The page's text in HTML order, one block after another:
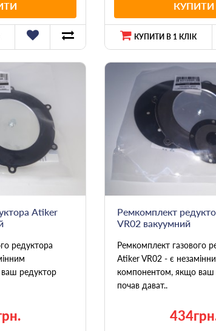
КУПИТИ
КУПИТИ В 1 КЛІК
Atiker
редуктора
редуктор
Ремкомплект
VR02 вакуумний
Ремкомплект газового
Atiker VR02 - є
компонентом, якщо ваш
почав дават..